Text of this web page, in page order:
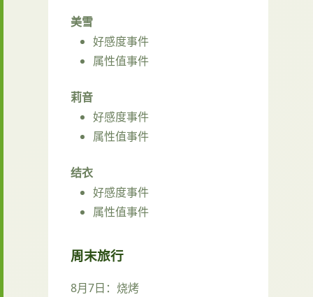
美雪
好感度事件
属性值事件
莉音
好感度事件
属性值事件
结衣
好感度事件
属性值事件
周末旅行
8月7日：烧烤